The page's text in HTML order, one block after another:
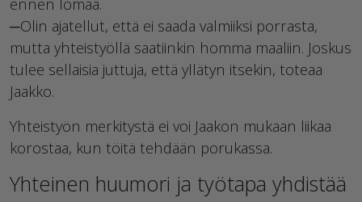
─Olin ajatellut, että ei saada valmiiksi porrasta,
mutta yhteistyöllä saatiinkin homma maaliin. Joskus
tulee sellaisia juttuja, että yllätyn itsekin, toteaa
Jaakko.
Yhteistyön merkitystä ei voi Jaakon mukaan liikaa
korostaa, kun töitä tehdään porukassa.
Yhteinen huumori ja työtapa yhdistää